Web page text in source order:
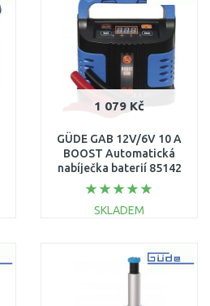
1 079 Kč
GÜDE GAB 12V/6V 10 A
BOOST Automatická
nabíječka baterií 85142
SKLADEM
Porovnat